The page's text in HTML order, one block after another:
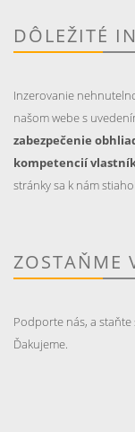
DÔLEŽITÉ
Inzerovanie
našom webe s
zabezpečenie
kompetencií
stránky sa k nám
ZOSTAŇME
Podporte nás, a
Ďakujeme.